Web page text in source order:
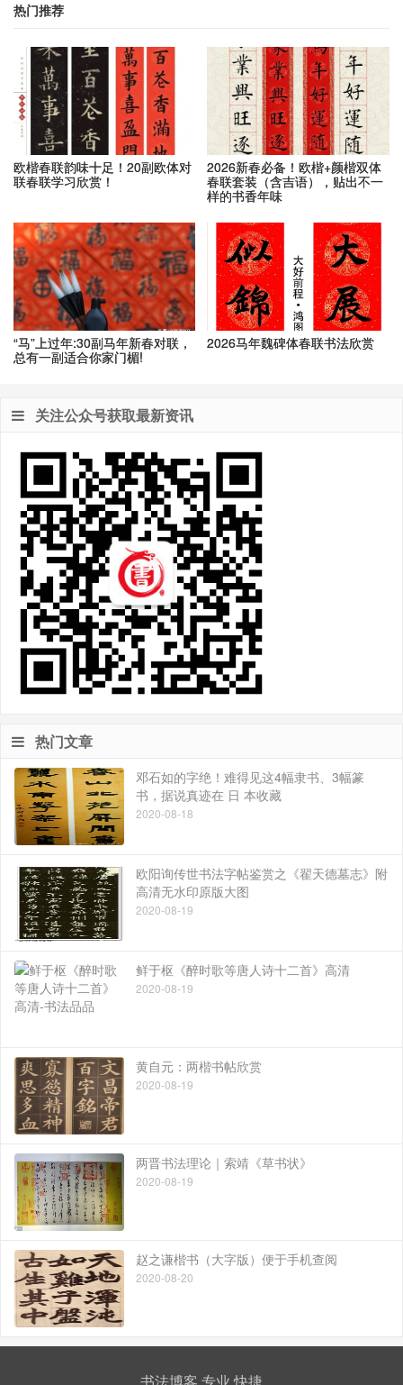
热门推荐
欧楷春联韵味十足！20副欧体对
联春联学习欣赏！
2026新春必备！欧楷+颜楷双体
春联套装（含吉语），贴出不一
样的书香年味
“马”上过年:30副马年新春对联，
总有一副适合你家门楣!
2026马年魏碑体春联书法欣赏
关注公众号获取最新资讯
热门文章
邓石如的字绝！难得见这4幅隶书、3幅篆
书，据说真迹在 日 本收藏
2020-08-18
欧阳询传世书法字帖鉴赏之《翟天德墓志》附
高清无水印原版大图
2020-08-19
鲜于枢《醉时歌等唐人诗十二首》高清
2020-08-19
黄自元：两楷书帖欣赏
2020-08-19
两晋书法理论｜索靖《草书状》
2020-08-19
赵之谦楷书（大字版）便于手机查阅
2020-08-20